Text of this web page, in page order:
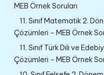
MEB Örnek Soruları
11. Sınıf Matematik 2.
Çözümleri – MEB Örnek
11. Sınıf Türk Dili ve
Çözümleri – MEB Örnek